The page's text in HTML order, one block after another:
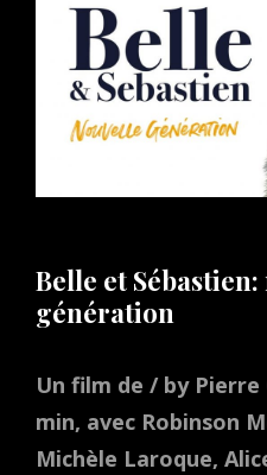
Belle et
génération
Un film de / by Pierre
min, avec Robinson
Michèle Laroque,